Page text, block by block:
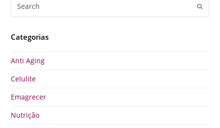
Categorias
Anti Aging
Celulite
Emagrecer
Nutrição